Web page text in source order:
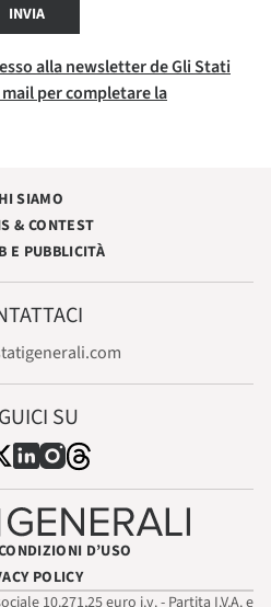
INVIA
alla newsletter de Gli Stati
per completare la
SIAMO
& CONTEST
E PUBBLICITÀ
SU
D’USO
POLICY
10.271,25 euro i.v. - Partita I.V.A. e